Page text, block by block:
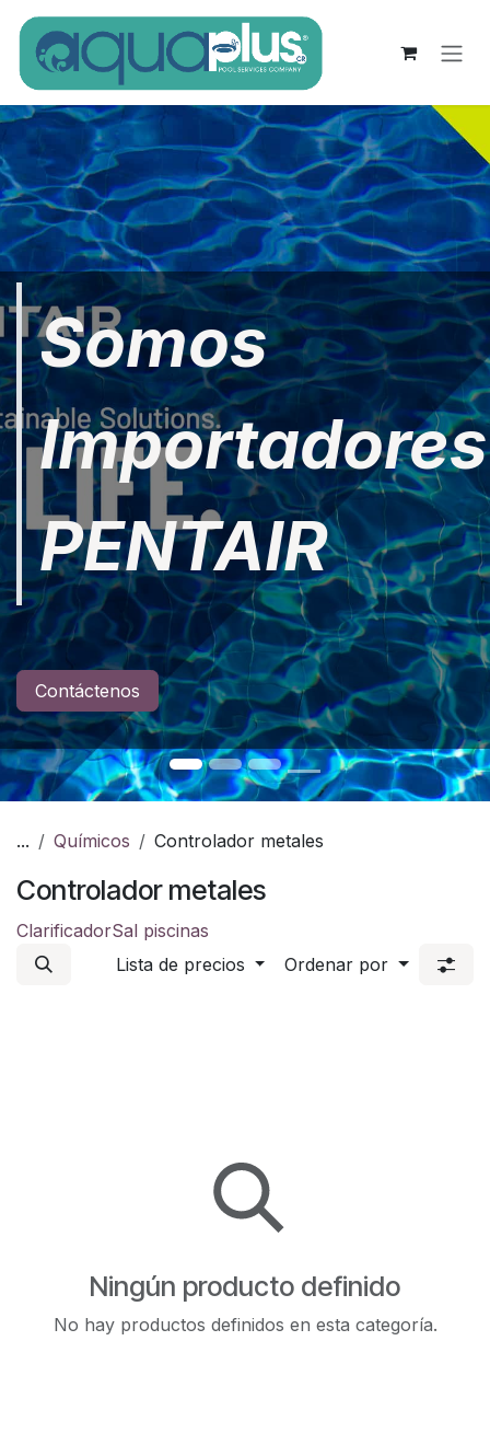
Ir al contenido
Somos
Importadores
PENTAIR
Contáctenos
... Químicos Controlador metales
Controlador metales
ClarificadorSal piscinas
Lista de precios
Ordenar por
Ningún producto definido
No hay productos definidos en esta categoría.